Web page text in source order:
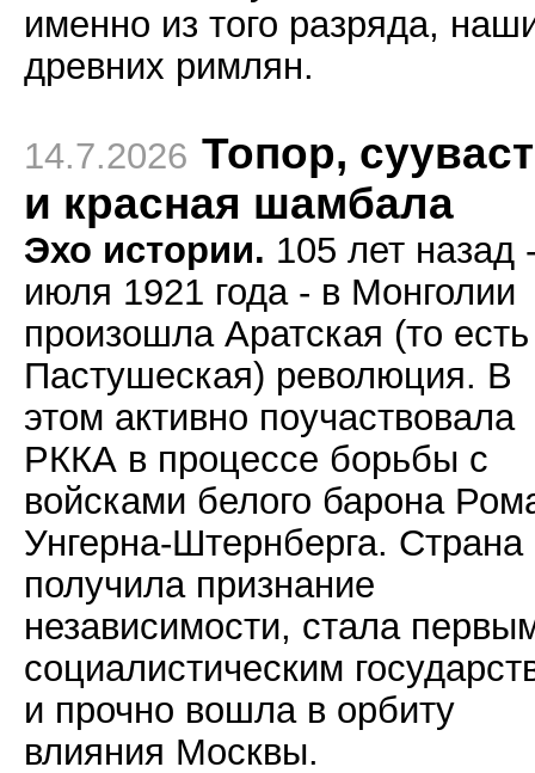
именно из того разряда,
древних римлян.
14.7.2026 Топор,
и красная шамбала
Эхо истории. 105 лет назад
июля 1921 года - в Монголии
произошла Аратская (то есть
Пастушеская) революция. В
этом активно поучаствовала
РККА в процессе борьбы с
войсками белого барона
Унгерна-Штернберга. Страна
получила признание
независимости, стала
социалистическим
и прочно вошла в орбиту
влияния Москвы.